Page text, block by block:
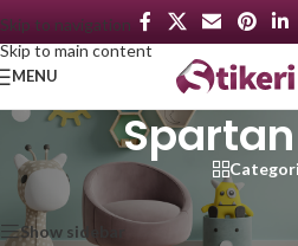
Skip to navigation
Skip to main content
MENU
Početna
Proizvod označen „Spartan
Show sidebar